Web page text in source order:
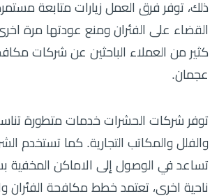
ذلك، توفر فرق العمل زيارات متابعة
القضاء على الفئران ومنع عودتها مرة
كثير من العملاء الباحثين عن شركات
عجمان.
توفر شركات الحشرات خدمات متطورة
والفلل والمكاتب التجارية. كما تستخدم
تساعد في الوصول إلى الاماكن المخفية
ناحية اخرى، تعتمد خطط مكافحة الفئران